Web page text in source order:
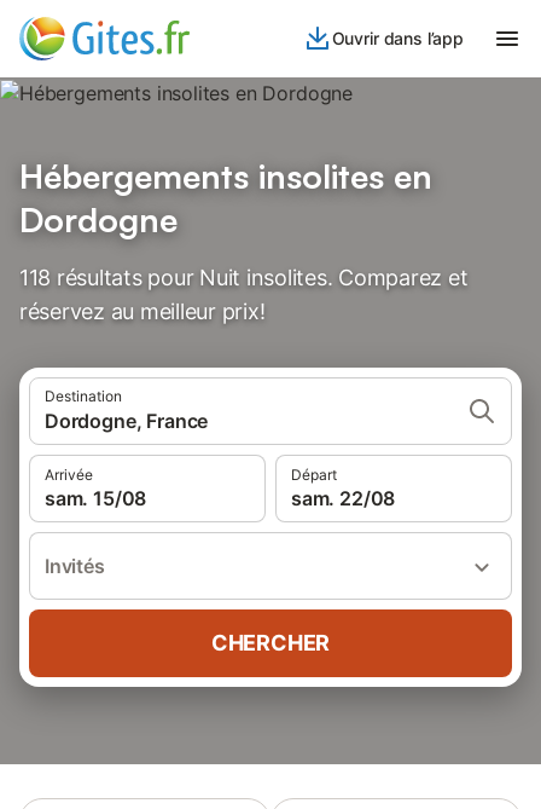
Ouvrir dans l’app
Hébergements insolites en
Dordogne
118 résultats pour Nuit insolites. Comparez et
réservez au meilleur prix!
Destination
Dordogne, France
Arrivée
sam. 15/08
Départ
sam. 22/08
Invités
CHERCHER